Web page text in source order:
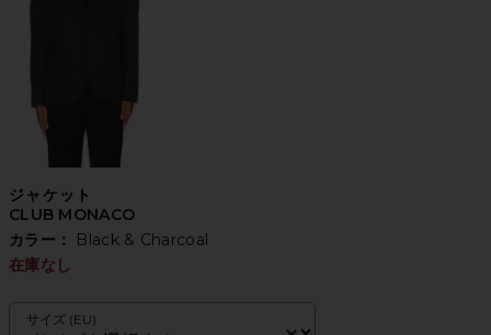
ジャケット
CLUB MONACO
カラー： Black & Charcoal
在庫なし
サイズ (EU)